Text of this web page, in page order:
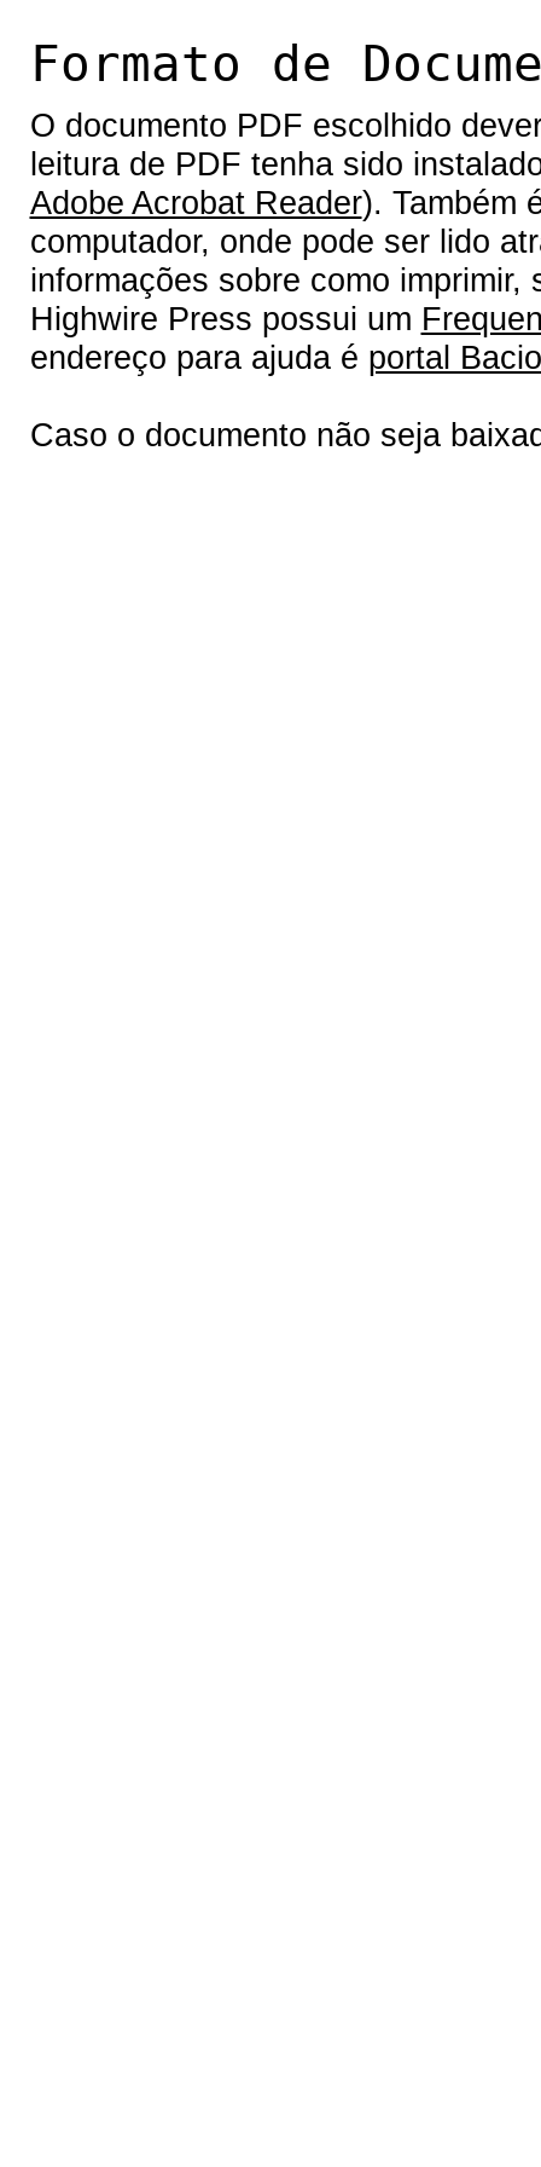
Formato de
O documento PDF escolhido
leitura de PDF tenha sido
Adobe Acrobat Reader). Também
computador, onde pode ser lido
informações sobre como
Highwire Press possui um
endereço para ajuda é portal
Caso o documento não seja